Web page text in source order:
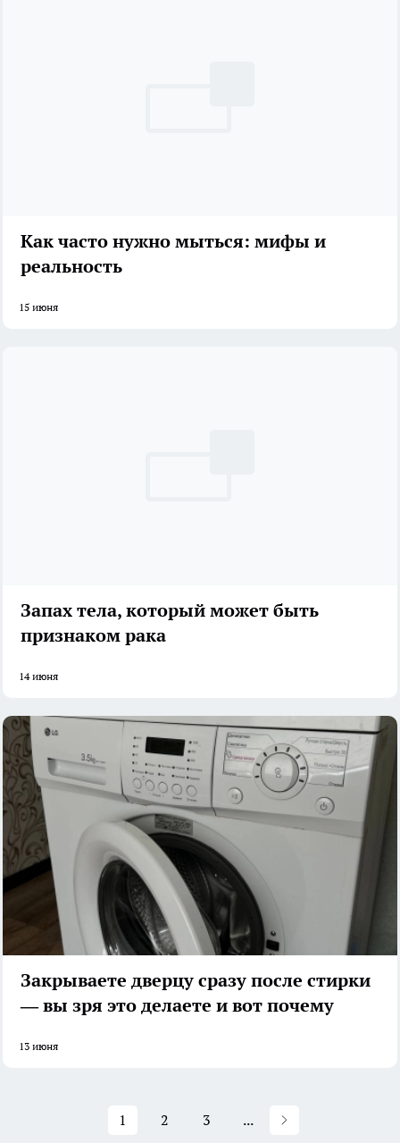
Как часто нужно мыться: мифы и
реальность
15 июня
Запах тела, который может быть
признаком рака
14 июня
Закрываете дверцу сразу после стирки
— вы зря это делаете и вот почему
13 июня
1 2 3 ...